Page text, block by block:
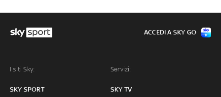
I siti Sky:
SKY SPORT
Servizi:
SKY TV
ACCEDI A SKY GO